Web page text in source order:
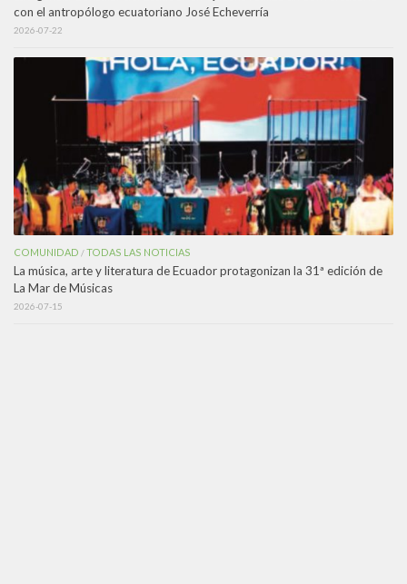
con el antropólogo ecuatoriano José Echeverría
2026-07-22
COMUNIDAD /TODAS LAS NOTICIAS
La música, arte y literatura de Ecuador protagonizan la 31ª edición de
La Mar de Músicas
2026-07-15